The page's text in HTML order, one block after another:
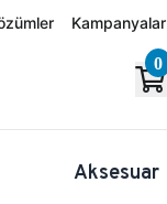
Kampanyalar
0
Aksesuar